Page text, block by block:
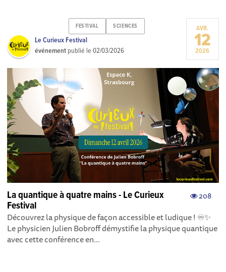
FESTIVAL SCIENCES
Le Curieux Festival
événement publié le02/03/2026
AVR.
12
2026
208
La quantique à quatre mains - Le Curieux
Festival
Découvrez la physique de façon accessible et ludique ! ♾️✨
Le physicien Julien Bobroff démystifie la physique quantique
avec cette conférence en...